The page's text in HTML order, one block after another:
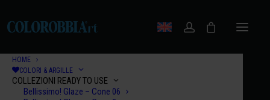
HOME
COLORI & ARGILLE
COLLEZIONI READY TO USE
Bellissimo! Glaze – Cone 06